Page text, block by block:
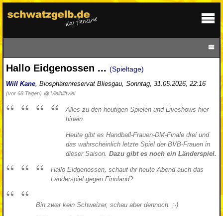
Hallo Eidgenossen ... (Spieltage)
Will Kane, Biosphärenreservat Bliesgau, Sonntag, 31.05.2026, 22:16
(vor 68 Tagen) @ Vielhilftviel
Alles zu den heutigen Spielen und Liveshows hier
hinein.
Heute gibt es Handball-Frauen-DM-Finale drei und
das wahrscheinlich letzte Spiel der BVB-Frauen in
dieser Saison. Dazu gibt es noch ein Länderspiel.
Hallo Eidgenossen, schaut ihr heute Abend auch das
Länderspiel gegen Finnland?
Bin zwar kein Schweizer, schau aber dennoch. ;-)